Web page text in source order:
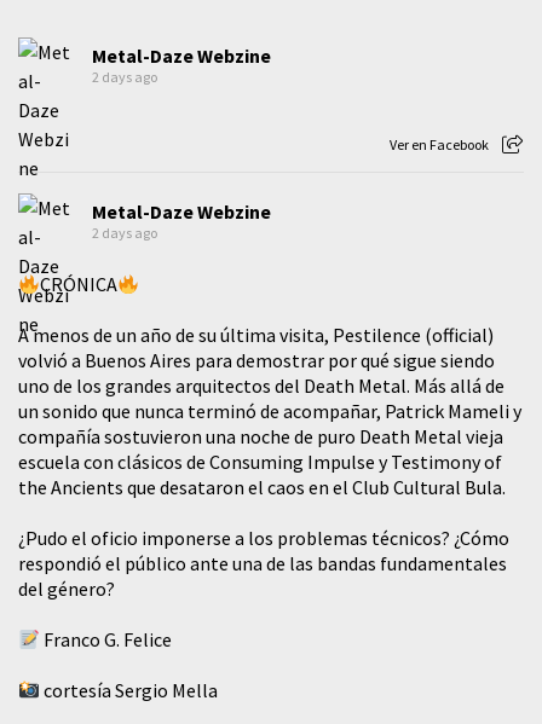
Metal-Daze Webzine
2 days ago
Ver en Facebook
Metal-Daze Webzine
2 days ago
CRÓNICA
A menos de un año de su última visita, Pestilence (official)
volvió a Buenos Aires para demostrar por qué sigue siendo
uno de los grandes arquitectos del Death Metal. Más allá de
un sonido que nunca terminó de acompañar, Patrick Mameli y
compañía sostuvieron una noche de puro Death Metal vieja
escuela con clásicos de Consuming Impulse y Testimony of
the Ancients que desataron el caos en el Club Cultural Bula.
¿Pudo el oficio imponerse a los problemas técnicos? ¿Cómo
respondió el público ante una de las bandas fundamentales
del género?
Franco G. Felice
cortesía Sergio Mella